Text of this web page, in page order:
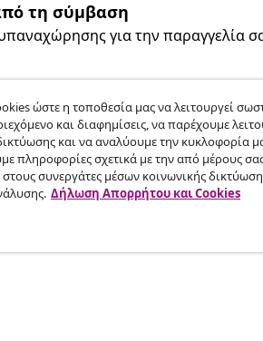
τη σύμβαση
για την παραγγελία
παραγγελία σας
Επιχείρηση
Πρόγραμμα
Παραγωγή για
Συνεργασίες
ώστε η τοποθεσία μας να λειτουργεί
και διαφημίσεις, να παρέχουμε
και να αναλύουμε την κυκλοφορία
πληροφορίες σχετικά με την από μέρους
συνεργάτες μέσων κοινωνικής
Δήλωση Απορρήτου και Cookies